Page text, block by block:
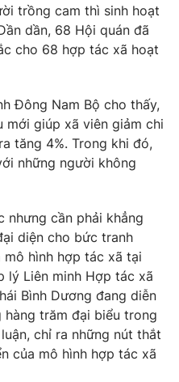
điện tử số 483/GP-BTTTT
Hạnh, Phạm Quốc Thắng,
024.38 355 932
trồng cam thì sinh hoạt
dần, 68 Hội quán đã
cho 68 hợp tác xã hoạt
Đông Nam Bộ cho thấy,
mới giúp xã viên giảm chi
tăng 4%. Trong khi đó,
những người không
nhưng cần phải khẳng
diện cho bức tranh
hình hợp tác xã tại
lý Liên minh Hợp tác xã
Bình Dương đang diễn
hàng trăm đại biểu trong
chỉ ra những nút thắt
của mô hình hợp tác xã